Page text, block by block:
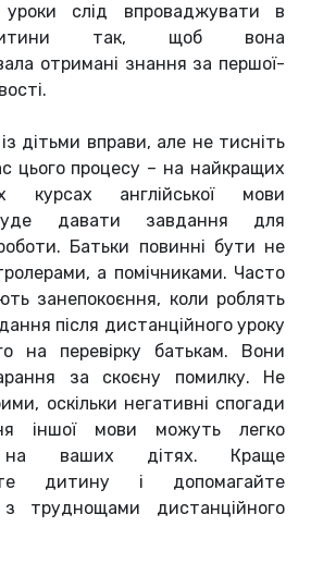
уроки слід впроваджувати в
так, щоб вона
отримані знання за першої-
дітьми вправи, але не тисніть
цього процесу – на найкращих
курсах англійської мови
давати завдання для
Батьки повинні бути не
а помічниками. Часто
занепокоєння, коли роблять
після дистанційного уроку
на перевірку батькам. Вони
за скоєну помилку. Не
оскільки негативні спогади
іншої мови можуть легко
на ваших дітях. Краще
дитину і допомагайте
з труднощами дистанційного